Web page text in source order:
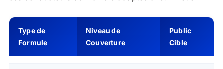
Type de
Formule
Niveau de
Couverture
Public
Cible